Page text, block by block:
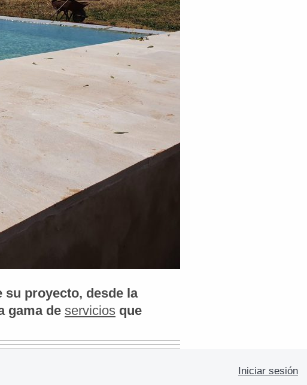
su proyecto, desde la
gama de servicios que
Iniciar sesión